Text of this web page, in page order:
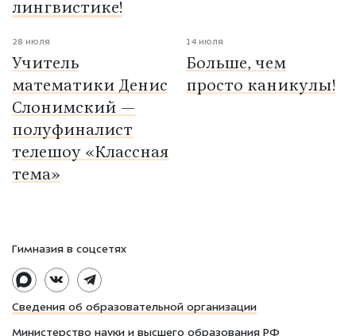
лингвистике!
28 июля
Учитель
математики Денис
Слонимский —
полуфиналист
телешоу «Классная
тема»
14 июля
Больше, чем
просто каникулы!
Сведения об образовательной организации
Министерство науки и высшего образования РФ
Гимназия в соцсетях